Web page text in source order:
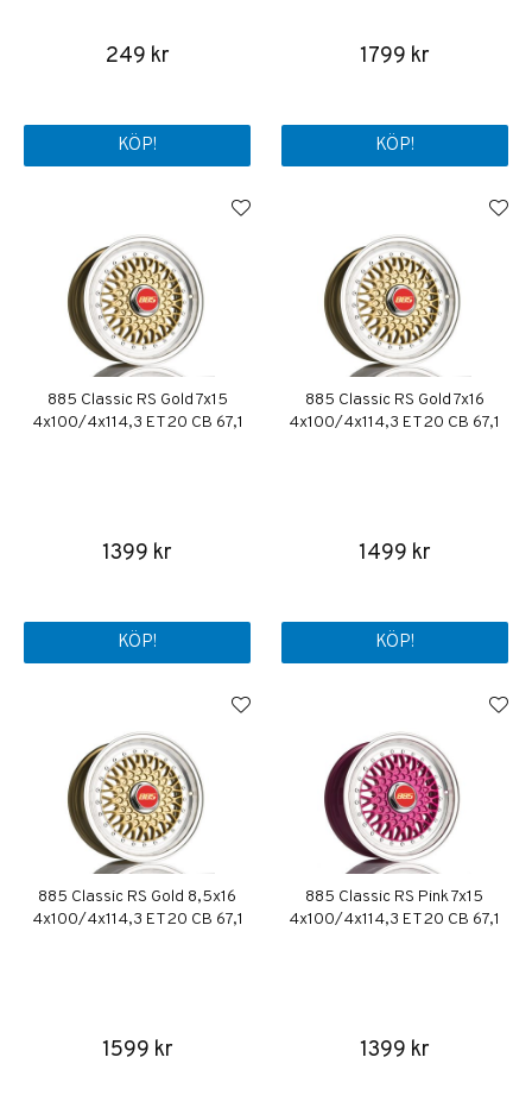
249 kr
KÖP!
1799 kr
KÖP!
885 Classic RS Gold 7x15
4x100/4x114,3 ET20 CB 67,1
1399 kr
KÖP!
885 Classic RS Gold 7x16
4x100/4x114,3 ET20 CB 67,1
1499 kr
KÖP!
885 Classic RS Gold 8,5x16
4x100/4x114,3 ET20 CB 67,1
1599 kr
885 Classic RS Pink 7x15
4x100/4x114,3 ET20 CB 67,1
1399 kr